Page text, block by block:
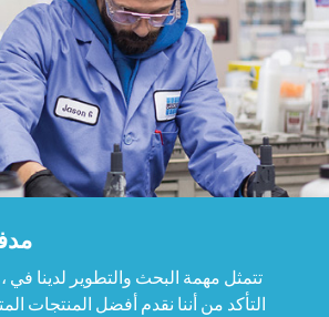
التأكد من أننا نقدم أفضل المنتجات